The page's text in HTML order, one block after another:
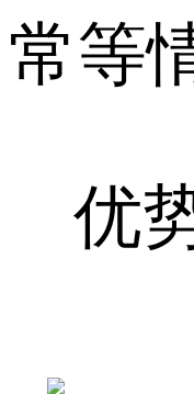
常等
优